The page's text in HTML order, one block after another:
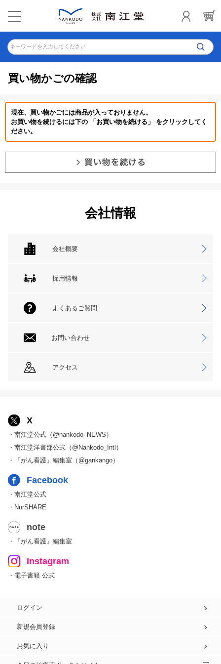
キーワードを入力してください
買い物かごの確認
現在、買い物かごには商品が入っておりません。
お買い物を続けるには下の 「お買い物を続ける」 をクリックしてく
ださい。
会社情報
会社概要
採用情報
よくあるご質問
お問い合わせ
アクセス
X
・南江堂公式（@nankodo_NEWS）
・南江堂洋書部公式（@Nankodo_Intl）
・『がん看護』編集室（@gankango）
Facebook
・南江堂公式
・NurSHARE
note
・『がん看護』編集室
Instagram
・電子書籍 公式
ログイン
新規会員登録
お気に入り